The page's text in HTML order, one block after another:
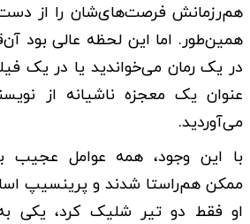
هم‌رزمانش فرصت‌های‌شان را از
همین‌طور. اما این لحظه عالی بود
در یک رمان می‌خواندید یا در یک
عنوان یک معجزه ناشیانه از
می‌آوردید.
با این وجود، همه عوامل عجیب
ممکن هم‌راستا شدند و پرینسیپ
او فقط دو تیر شلیک کرد، یکی